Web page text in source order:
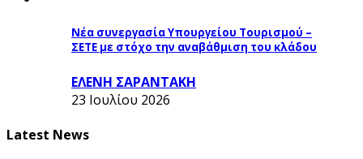
Νέα συνεργασία Υπουργείου Τουρισμού –
ΣΕΤΕ με στόχο την αναβάθμιση του κλάδου
ΕΛΕΝΗ ΣΑΡΑΝΤΑΚΗ
23 Ιουλίου 2026
Latest News